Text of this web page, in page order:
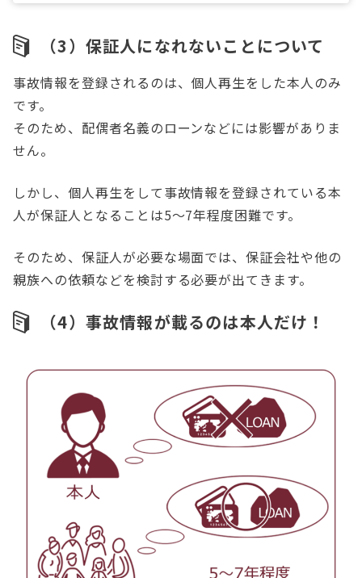
（3）保証人になれないことについて
事故情報を登録されるのは、個人再生をした本人のみ
です。
そのため、配偶者名義のローンなどには影響がありま
せん。
しかし、個人再生をして事故情報を登録されている本
人が保証人となることは5～7年程度困難です。
そのため、保証人が必要な場面では、保証会社や他の
親族への依頼などを検討する必要が出てきます。
（4）事故情報が載るのは本人だけ！